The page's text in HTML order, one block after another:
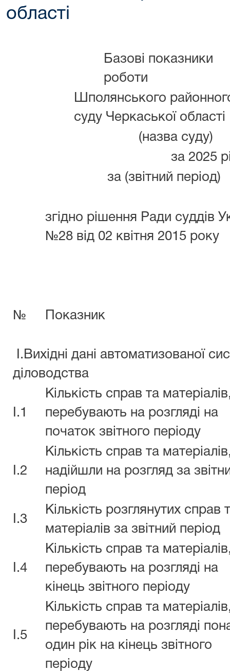
області
Базові показники
роботи
Шполянського
суду Черкаської області
(назва суду)
за 2025
за (звітний період)
згідно рішення Ради суддів
№28 від 02 квітня 2015 року
№ Показник
I.Вихідні дані автоматизованої
діловодства
I.1
Кількість справ та
перебувають на розгляді на
початок звітного періоду
I.2
Кількість справ та
надійшли на розгляд за
період
I.3
Кількість розглянутих справ
матеріалів за звітний період
I.4
Кількість справ та
перебувають на розгляді на
кінець звітного періоду
I.5
Кількість справ та
перебувають на розгляді
один рік на кінець звітного
періоду